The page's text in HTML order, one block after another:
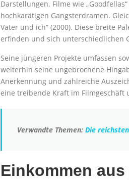
Darstellungen. Filme wie
hochkarätigen Gangsterdramen.
Vater und ich“ (2000). Diese breite
erfinden und sich unterschiedlichen
Seine jüngeren Projekte umfassen
weiterhin seine ungebrochene
Anerkennung und zahlreiche
eine treibende Kraft im Filmgeschäft
Verwandte Themen: Die
Einkommen